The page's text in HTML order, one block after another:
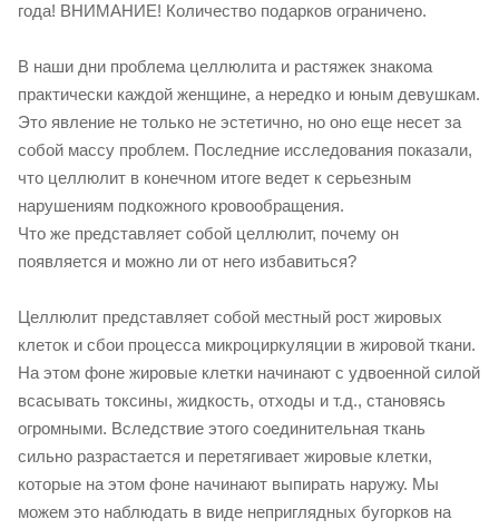
года! ВНИМАНИЕ! Количество подарков ограничено.
В наши дни проблема целлюлита и растяжек знакома
практически каждой женщине, а нередко и юным девушкам.
Это явление не только не эстетично, но оно еще несет за
собой массу проблем. Последние исследования показали,
что целлюлит в конечном итоге ведет к серьезным
нарушениям подкожного кровообращения.
Что же представляет собой целлюлит, почему он
появляется и можно ли от него избавиться?
Целлюлит представляет собой местный рост жировых
клеток и сбои процесса микроциркуляции в жировой ткани.
На этом фоне жировые клетки начинают с удвоенной силой
всасывать токсины, жидкость, отходы и т.д., становясь
огромными. Вследствие этого соединительная ткань
сильно разрастается и перетягивает жировые клетки,
которые на этом фоне начинают выпирать наружу. Мы
можем это наблюдать в виде неприглядных бугорков на